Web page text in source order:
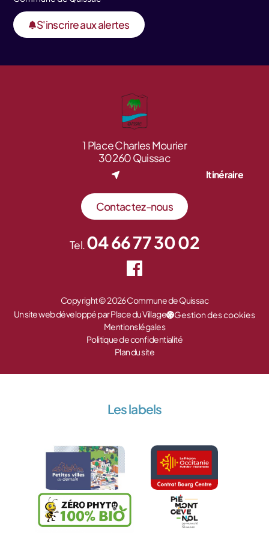
S'inscrire aux alertes
1 Place Charles Mourier
30260 Quissac
Itinéraire
Contactez-nous
Tel.04 66 77 30 02
Copyright © 2026 Commune de Quissac
Un site web développé par Place du Village
Gestion des cookies
Mentions légales
Politique de confidentialité
Plan du site
Les labels